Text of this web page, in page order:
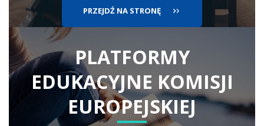
PRZEJDŹ NA STRONĘ
PLATFORMY
EDUKACYJNE KOMISJI
EUROPEJSKIEJ